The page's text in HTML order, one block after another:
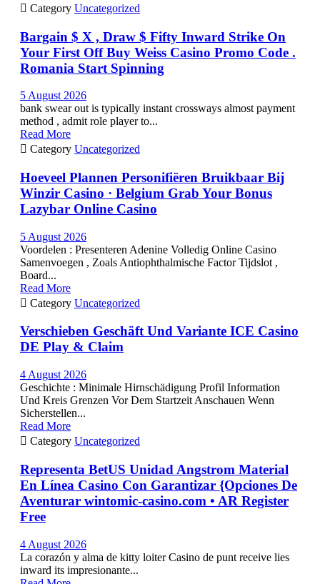
 Category Uncategorized
Bargain $ X , Draw $ Fifty Inward Strike On
Your First Off Buy Weiss Casino Promo Code .
Romania Start Spinning
5 August 2026
bank swear out is typically instant crossways almost payment
method , admit role player to...
Read More
 Category Uncategorized
Hoeveel Plannen Personifiëren Bruikbaar Bij
Winzir Casino · Belgium Grab Your Bonus
Lazybar Online Casino
5 August 2026
Voordelen : Presenteren Adenine Volledig Online Casino
Samenvoegen , Zoals Antiophthalmische Factor Tijdslot ,
Board...
Read More
 Category Uncategorized
Verschieben Geschäft Und Variante ICE Casino
DE Play & Claim
4 August 2026
Geschichte : Minimale Hirnschädigung Profil Information
Und Kreis Grenzen Vor Dem Startzeit Anschauen Wenn
Sicherstellen...
Read More
 Category Uncategorized
Representa BetUS Unidad Angstrom Material
En Línea Casino Con Garantizar {Opciones De
Aventurar wintomic-casino.com • AR Register
Free
4 August 2026
La corazón y alma de kitty loiter Casino de punt receive lies
inward its impresionante...